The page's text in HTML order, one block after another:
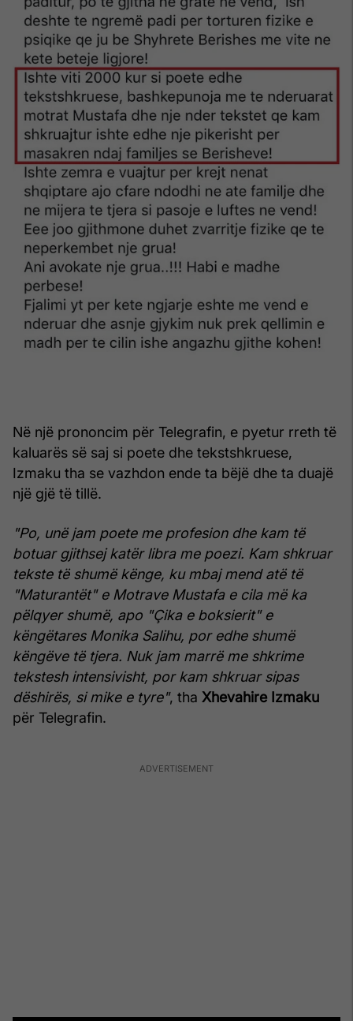
Në një prononcim për Telegrafin, e pyetur rreth të
kaluarës së saj si poete dhe tekstshkruese,
Izmaku tha se vazhdon ende ta bëjë dhe ta duajë
një gjë të tillë.
"Po, unë jam poete me profesion dhe kam të
botuar gjithsej katër libra me poezi. Kam shkruar
tekste të shumë kënge, ku mbaj mend atë të
"Maturantët" e Motrave Mustafa e cila më ka
pëlqyer shumë, apo "Çika e boksierit" e
këngëtares Monika Salihu, por edhe shumë
këngëve të tjera. Nuk jam marrë me shkrime
tekstesh intensivisht, por kam shkruar sipas
dëshirës, si mike e tyre", tha Xhevahire Izmaku
për Telegrafin.